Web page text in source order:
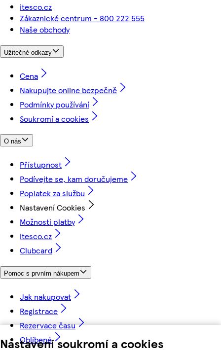
Nastavení soukromí a cookies
itesco.cz
Zákaznické centrum - 800 222 555
Naše obchody
Užitečné odkazy
Cena
Nakupujte online bezpečně
Podmínky používání
Soukromí a cookies
O nás
Přístupnost
Podívejte se, kam doručujeme
Poplatek za službu
Nastavení Cookies
Možnosti platby
itesco.cz
Clubcard
Pomoc s prvním nákupem
Jak nakupovat
Registrace
Rezervace času
Oblíbené